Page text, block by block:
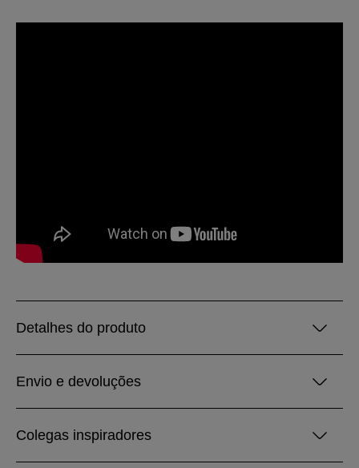
Detalhes do produto
Envio e devoluções
Colegas inspiradores